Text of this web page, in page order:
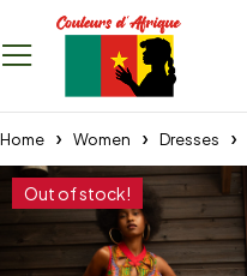
Home Women Dresses
Out of stock!